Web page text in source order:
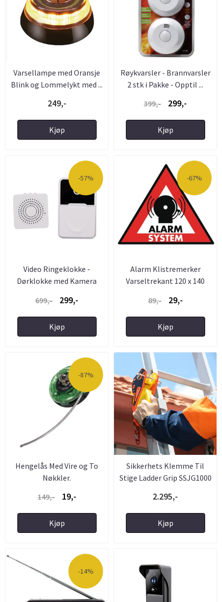
Varsellampe med Oransje
Blink og Lommelykt med ...
249,-
Kjøp
Røykvarsler - Brannvarsler
2 stk i Pakke - Opptil ...
399,-
299,-
Kjøp
-57%
Video Ringeklokke -
Dørklokke med Kamera
699,-
299,-
Kjøp
-67%
Alarm Klistremerker
Varseltrekant 120 x 140
89,- 29,-
Kjøp
-87%
Hengelås Med Vire og To
Nøkkler.
149,-
19,-
Kjøp
Sikkerhets Klemme Til
Stige Ladder Grip SSJG1000
2.295,-
Kjøp
-14%